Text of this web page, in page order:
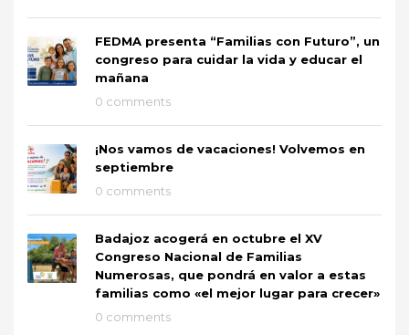
FEDMA presenta “Familias con Futuro”, un
congreso para cuidar la vida y educar el
mañana
0 comments
¡Nos vamos de vacaciones! Volvemos en
septiembre
0 comments
Badajoz acogerá en octubre el XV
Congreso Nacional de Familias
Numerosas, que pondrá en valor a estas
familias como «el mejor lugar para crecer»
0 comments